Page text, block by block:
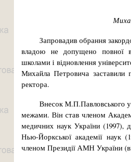
Запровадив обрання
владою не допущено повної
школами і відновлення
Михайла Петровича заставили
ректора.
Внесок М.П.Павловського у
межами. Він став членом
медичних наук Украї­ни (1997),
Нью-Йоркської академії наук
членом Президії АМН України